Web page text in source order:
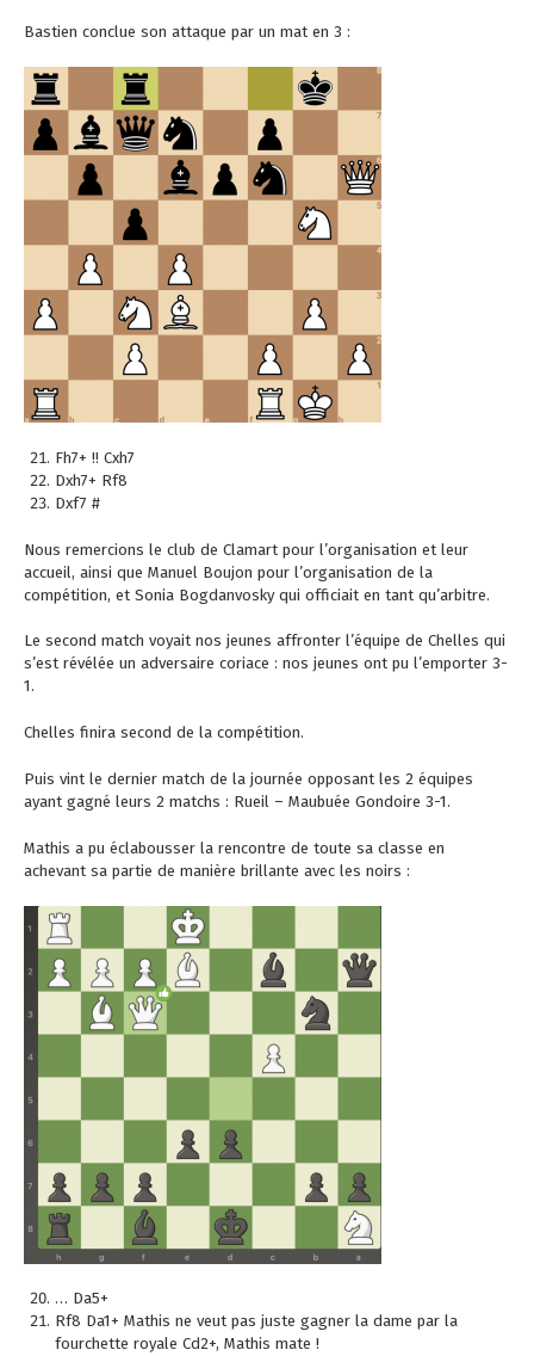
Bastien conclue son attaque par un mat en 3 :
Fh7+ !! Cxh7
Dxh7+ Rf8
Dxf7 #
Nous remercions le club de Clamart pour l’organisation et leur
accueil, ainsi que Manuel Boujon pour l’organisation de la
compétition, et Sonia Bogdanvosky qui officiait en tant qu’arbitre.
Le second match voyait nos jeunes affronter l’équipe de Chelles qui
s’est révélée un adversaire coriace : nos jeunes ont pu l’emporter 3-
1.
Chelles finira second de la compétition.
Puis vint le dernier match de la journée opposant les 2 équipes
ayant gagné leurs 2 matchs : Rueil – Maubuée Gondoire 3-1.
Mathis a pu éclabousser la rencontre de toute sa classe en
achevant sa partie de manière brillante avec les noirs :
… Da5+
Rf8 Da1+ Mathis ne veut pas juste gagner la dame par la
fourchette royale Cd2+, Mathis mate !